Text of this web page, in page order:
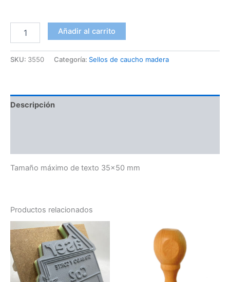
Añadir al carrito
SKU: 3550 Categoría: Sellos de caucho madera
Descripción
Tamaño máximo de texto 35×50 mm
Productos relacionados
Rango
de
precios:
desde
53,06€
hasta
116,73€
Este
producto
tiene
múltiples
variantes.
de
precios:
desde
14,33€
hasta
22,28€
Este
producto
tiene
múltiples
variantes.